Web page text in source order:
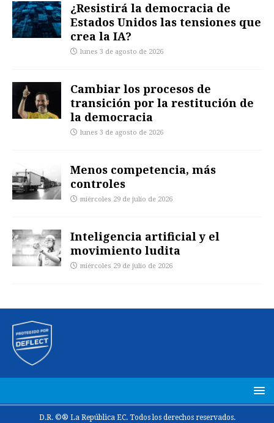
¿Resistirá la democracia de
Estados Unidos las tensiones que
crea la IA?
lunes 3 de agosto de 2026
Cambiar los procesos de
transición por la restitución de
la democracia
lunes 3 de agosto de 2026
Menos competencia, más
controles
miércoles 29 de julio de 2026
Inteligencia artificial y el
movimiento ludita
miércoles 29 de julio de 2026
D.R. ©® La República EC. Todos los derechos reservados.